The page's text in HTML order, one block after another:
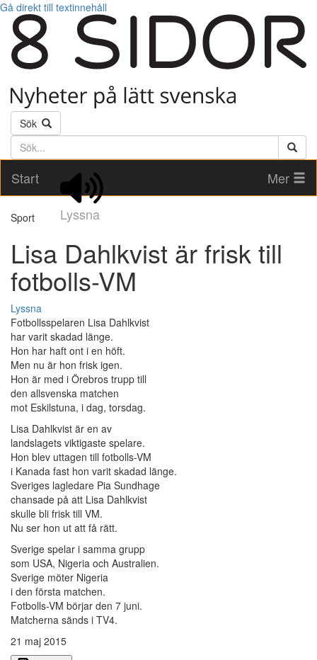
Gå direkt till textinnehåll
Sök
Söktext
Start
Lyssna
Mer
Sport
Lisa Dahlkvist är frisk till
fotbolls-VM
Lyssna
Fotbollsspelaren Lisa Dahlkvist
har varit skadad länge.
Hon har haft ont i en höft.
Men nu är hon frisk igen.
Hon är med i Örebros trupp till
den allsvenska matchen
mot Eskilstuna, i dag, torsdag.
Lisa Dahlkvist är en av
landslagets viktigaste spelare.
Hon blev uttagen till fotbolls-VM
i Kanada fast hon varit skadad länge.
Sveriges lagledare Pia Sundhage
chansade på att Lisa Dahlkvist
skulle bli frisk till VM.
Nu ser hon ut att få rätt.
Sverige spelar i samma grupp
som USA, Nigeria och Australien.
Sverige möter Nigeria
i den första matchen.
Fotbolls-VM börjar den 7 juni.
Matcherna sänds i TV4.
21 maj 2015